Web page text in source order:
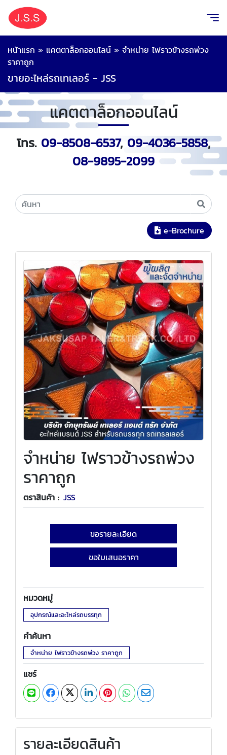
หน้าแรก » แคตตาล็อกออนไลน์ » จำหน่าย ไฟราวข้างรถพ่วง
ราคาถูก
ขายอะไหล่รถเทเลอร์ - JSS
แคตตาล็อกออนไลน์
โทร. 09-8508-6537, 09-4036-5858,
08-9895-2099
e-Brochure
จำหน่าย ไฟราวข้างรถพ่วง
ราคาถูก
ตราสินค้า : JSS
ขอรายละเอียด
ขอใบเสนอราคา
หมวดหมู่
อุปกรณ์และอะไหล่รถบรรทุก
คำค้นหา
จำหน่าย ไฟราวข้างรถพ่วง ราคาถูก
แชร์
รายละเอียดสินค้า